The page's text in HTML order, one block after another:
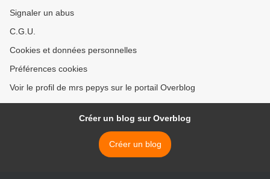
Signaler un abus
C.G.U.
Cookies et données personnelles
Préférences cookies
Voir le profil de mrs pepys sur le portail Overblog
Créer un blog sur Overblog
Créer un blog